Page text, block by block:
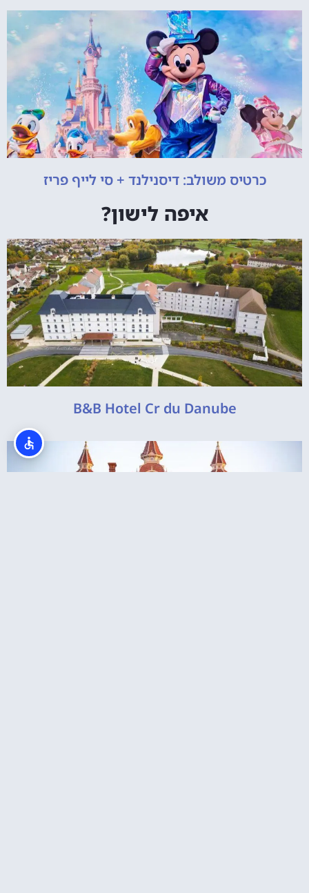
כרטיס משולב: דיסנילנד + סי לייף פריז
איפה לישון?
B&B Hotel Cr du Danube